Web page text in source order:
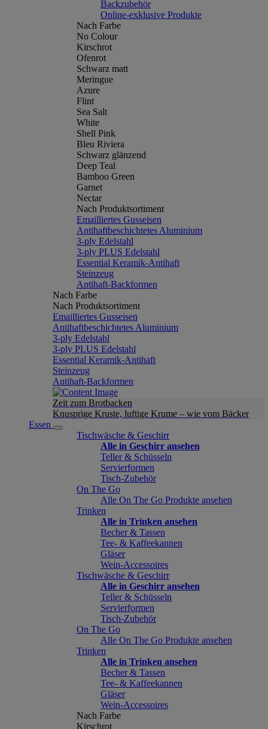
Backzubehör
Online-exklusive Produkte
Nach Farbe
No Colour
Kirschrot
Ofenrot
Schwarz matt
Meringue
Azure
Flint
Sea Salt
White
Shell Pink
Bleu Riviera
Schwarz glänzend
Deep Teal
Bamboo Green
Garnet
Nectar
Nach Produktsortiment
Emailliertes Gusseisen
Antihaftbeschichtetes Aluminium
3-ply Edelstahl
3-ply PLUS Edelstahl
Essential Keramik-Antihaft
Steinzeug
Antihaft-Backformen
Nach Farbe
Nach Produktsortiment
Emailliertes Gusseisen
Antihaftbeschichtetes Aluminium
3-ply Edelstahl
3-ply PLUS Edelstahl
Essential Keramik-Antihaft
Steinzeug
Antihaft-Backformen
Zeit zum Brotbacken
Knusprige Kruste, luftige Krume – wie vom Bäcker
Essen
Tischwäsche & Geschirr
Alle in Geschirr ansehen
Teller & Schüsseln
Servierformen
Tisch-Zubehör
On The Go
Alle On The Go Produkte ansehen
Trinken
Alle in Trinken ansehen
Becher & Tassen
Tee- & Kaffeekannen
Gläser
Wein-Accessoires
Tischwäsche & Geschirr
Alle in Geschirr ansehen
Teller & Schüsseln
Servierformen
Tisch-Zubehör
On The Go
Alle On The Go Produkte ansehen
Trinken
Alle in Trinken ansehen
Becher & Tassen
Tee- & Kaffeekannen
Gläser
Wein-Accessoires
Nach Farbe
Kirschrot